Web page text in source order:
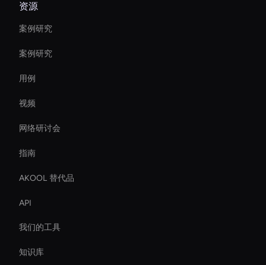
资源
案例研究
案例研究
用例
视频
网络研讨会
指南
AKOOL 替代品
API
我们的工具
知识库